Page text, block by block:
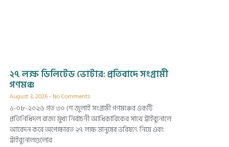
২৭ লক্ষ ডিলিটেড ভোটার: প্রতিবাদে সংগ্রামী
গণমঞ্চ
August 3, 2026 No Comments
১-০৮-২০২৬ গত ৩০ শে জুলাই সংগ্রামী গণমঞ্চের একটি
প্রতিনিধিদল রাজ্য মুখ্য নির্বাচনী আধিকারিকের সাথে ট্রাইব্যুনালে
আবেদন করে অপেক্ষারত ২৭ লক্ষ মানুষের ভবিষ্যৎ নিয়ে এবং
ট্রাইব্যুনালগুলোর